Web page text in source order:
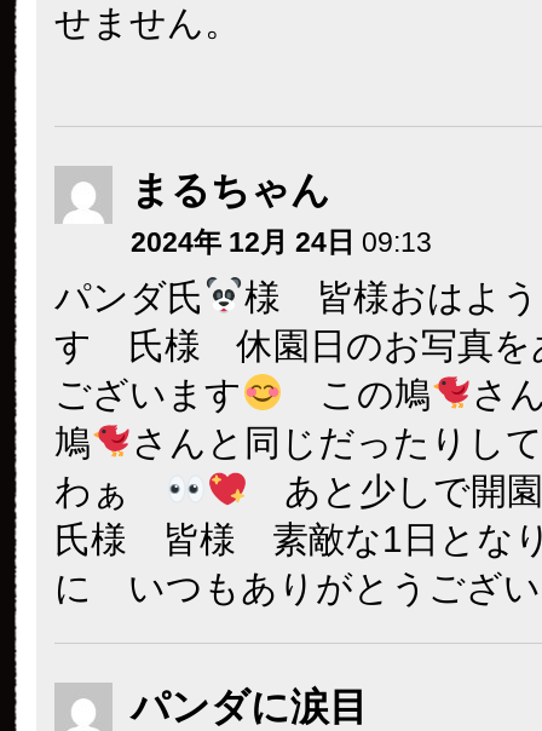
せません。
まるちゃん
2024年 12月 24日 09:13
パンダ氏
様 皆様おはよ
す 氏様 休園日のお写真を
ございます
この鳩
さ
鳩
さんと同じだったりし
わぁ
あと少しで開
氏様 皆様 素敵な1日とな
に いつもありがとうござ
パンダに涙目